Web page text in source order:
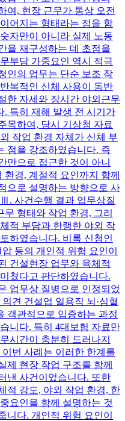
여, 현장 근무가 통상 오전
어지는 형태라는 점을 함
자만이 아니라 실제 노동
을 재구성하는 데 초점을
부담 가중요인 역시 적극
인의 업무는 단순 보조 작
복적인 신체 사용이 동반
한 자세와 장시간 야외근무
. 특히 재해 발생 전 시기가
목하여, 당시 기상청 자료
작업 환경 자체가 신체 부
점을 강조하였습니다. 즉
만으로 접근한 것이 아니
경, 계절적 요인까지 함께
으로 설명하는 방향으로 사
사건수행 결과 업무상질
형태와 작업 환경, 그리
적 부담과 한랭한 야외 작
하였습니다. 비록 신청인
등의 개인적 위험 요인이
건설현장 업무와 육체적
쳤다고 판단하였습니다.
업무상 질병으로 인정되었
견 건설업 일용직 뇌·심혈
객관적으로 입증하는 과정
니다. 특히 4대보험 자료만
시간이 충분히 드러나지
번 사례는 이러한 한계를
제 현장 작업 구조를 함께
낸 사건이었습니다. 또한
적 강도, 야외 작업 환경, 한
요인을 함께 설명하는 것
니다. 개인적 위험 요인이